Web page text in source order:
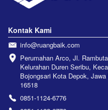
Kontak Kami
info@ruangbaik.com
Perumahan Arco, Jl.
Kelurahan Duren Seribu,
Bojongsari Kota Depok,
16518
0851-1124-6776